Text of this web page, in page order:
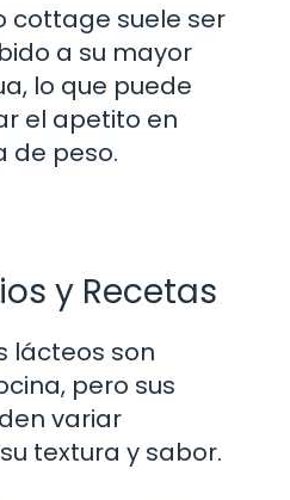
cottage suele ser
a su mayor
lo que puede
el apetito en
de peso.
y Recetas
lácteos son
pero sus
variar
textura y sabor.